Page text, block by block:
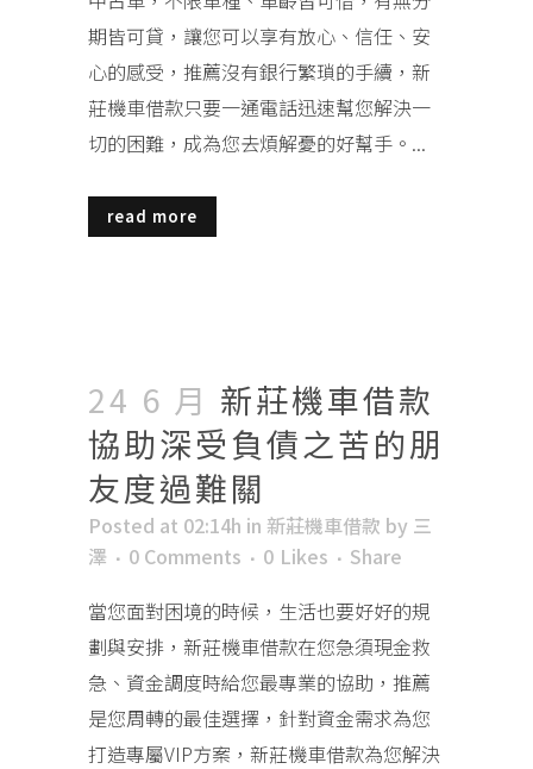
期皆可貸，讓您可以享有放心、信任、安
心的感受，推薦沒有銀行繁瑣的手續，新
莊機車借款只要一通電話迅速幫您解決一
切的困難，成為您去煩解憂的好幫手。...
read more
24 6 月 新莊機車借款
協助深受負債之苦的朋
友度過難關
Posted at 02:14h in 新莊機車借款 by 三
澤
0 Comments 0 Likes
Share
當您面對困境的時候，生活也要好好的規
劃與安排，新莊機車借款在您急須現金救
急、資金調度時給您最專業的協助，推薦
是您周轉的最佳選擇，針對資金需求為您
打造專屬VIP方案，新莊機車借款為您解決